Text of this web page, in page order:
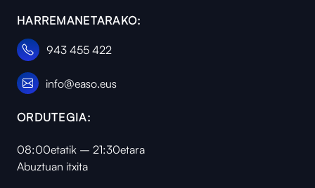
HARREMANETARAKO:
943 455 422
info@easo.eus
ORDUTEGIA:
08:00etatik – 21:30etara
Abuztuan itxita